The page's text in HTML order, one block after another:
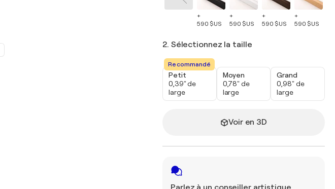
+
590 $US
+
590 $US
+
590 $US
+
590 $US
2. Sélectionnez la taille
Recommandé
Petit
0,39" de
large
Moyen
0,78" de
large
Grand
0,98" de
large
Voir en 3D